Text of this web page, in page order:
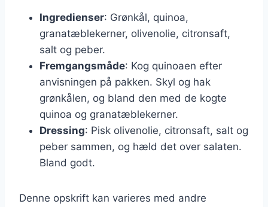
Ingredienser: Grønkål, quinoa,
granatæblekerner, olivenolie, citronsaft,
salt og peber.
Fremgangsmåde: Kog quinoaen efter
anvisningen på pakken. Skyl og hak
grønkålen, og bland den med de kogte
quinoa og granatæblekerner.
Dressing: Pisk olivenolie, citronsaft, salt og
peber sammen, og hæld det over salaten.
Bland godt.
Denne opskrift kan varieres med andre